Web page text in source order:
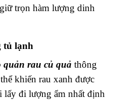
trọn hàm lượng dinh
tủ lạnh
quản rau củ quả thông
khiến rau xanh được
lấy đi lượng ẩm nhất định